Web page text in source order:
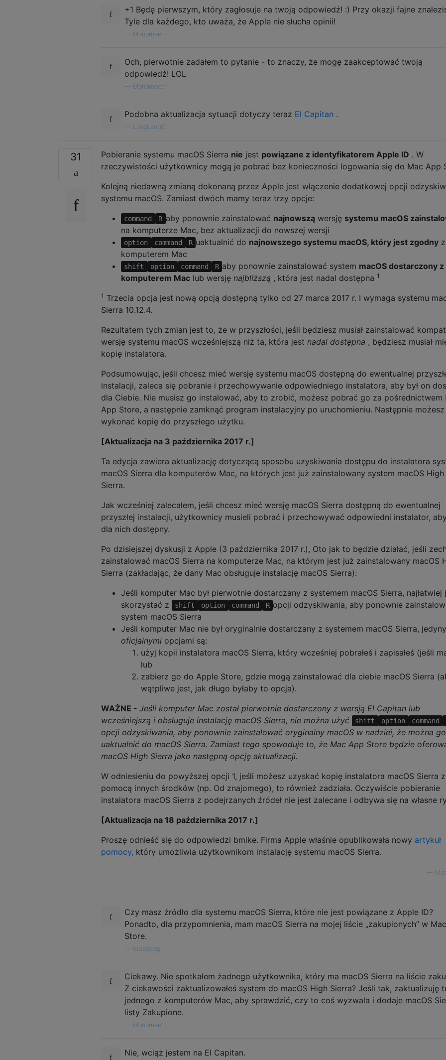
+1 Będę pierwszym, który zagłosuje na twoją odpowiedź! :) Przy okazji fajne
Tyle dla każdego, kto uważa, że ​​Apple nie słucha opinii!
Monomeeth
Och, pierwotnie zadałem to pytanie - to znaczy, że mogę zaakceptować twoją
odpowiedź! LOL
Monomeeth
Podobna aktualizacja sytuacji dotyczy teraz El Capitan .
LаngLаngС
31 Pobieranie systemu macOS Sierra nie jest powiązane z identyfikatorem Apple ID . W
rzeczywistości użytkownicy mogą je pobrać bez konieczności logowania się do Mac App
Kolejną niedawną zmianą dokonaną przez Apple jest włączenie dodatkowej opcji
systemu macOS. Zamiast dwóch mamy teraz trzy opcje:
command R aby ponownie zainstalować najnowsząwersję systemu macOS
na komputerze Mac, bez aktualizacji do nowszej wersji
option command R uaktualnić do najnowszego systemu macOS, który jest zgodny z
komputerem Mac
shift option command R aby ponownie zainstalować system macOS dostarczony z
komputerem Mac lub wersję najbliższą , która jest nadal dostępna 1
1 Trzecia opcja jest nową opcją dostępną tylko od 27 marca 2017 r. I wymaga systemu
Sierra 10.12.4.
Rezultatem tych zmian jest to, że w przyszłości, jeśli będziesz musiał zainstalować
wersję systemu macOS wcześniejszą niż ta, która jest nadal dostępna , będziesz musiał
kopię instalatora.
Podsumowując, jeśli chcesz mieć wersję systemu macOS dostępną do ewentualnej
instalacji, zaleca się pobranie i przechowywanie odpowiedniego instalatora, aby był on
dla Ciebie. Nie musisz go instalować, aby to zrobić, możesz pobrać go za pośrednictwem
App Store, a następnie zamknąć program instalacyjny po uruchomieniu. Następnie możesz
wykonać kopię do przyszłego użytku.
[Aktualizacja na 3 października 2017 r.]
Ta edycja zawiera aktualizację dotyczącą sposobu uzyskiwania dostępu do instalatora
macOS Sierra dla komputerów Mac, na których jest już zainstalowany system macOS High
Sierra.
Jak wcześniej zalecałem, jeśli chcesz mieć wersję macOS Sierra dostępną do ewentualnej
przyszłej instalacji, użytkownicy musieli pobrać i przechowywać odpowiedni instalator,
dla nich dostępny.
Po dzisiejszej dyskusji z Apple (3 października 2017 r.), Oto jak to będzie działać, jeśli
zainstalować macOS Sierra na komputerze Mac, na którym jest już zainstalowany macOS
Sierra (zakładając, że dany Mac obsługuje instalację macOS Sierra):
Jeśli komputer Mac był pierwotnie dostarczany z systemem macOS Sierra, najłatwiej
skorzystać z
shift option command R opcji odzyskiwania, aby ponownie
system macOS Sierra
Jeśli komputer Mac nie był oryginalnie dostarczany z systemem macOS Sierra,
oficjalnymi opcjami są:
użyj kopii instalatora macOS Sierra, który wcześniej pobrałeś i zapisałeś (jeśli
lub
zabierz go do Apple Store, gdzie mogą zainstalować dla ciebie macOS Sierra
wątpliwe jest, jak długo byłaby to opcja).
WAŻNE - Jeśli komputer Mac został pierwotnie dostarczony z wersją El Capitan lub
wcześniejszą i obsługuje instalację macOS Sierra, nie można użyć
shift option command
opcji odzyskiwania, aby ponownie zainstalować oryginalny macOS w nadziei, że można go
uaktualnić do macOS Sierra. Zamiast tego spowoduje to, że Mac App Store będzie
macOS High Sierra jako następną opcję aktualizacji.
W odniesieniu do powyższej opcji 1, jeśli możesz uzyskać kopię instalatora macOS Sierra
pomocą innych środków (np. Od znajomego), to również zadziała. Oczywiście pobieranie
instalatora macOS Sierra z podejrzanych źródeł nie jest zalecane i odbywa się na własne
[Aktualizacja na 18 października 2017 r.]
Proszę odnieść się do odpowiedzi bmike. Firma Apple właśnie opublikowała nowy artykuł
pomocy, który umożliwia użytkownikom instalację systemu macOS Sierra.
Czy masz źródło dla systemu macOS Sierra, które nie jest powiązane z Apple ID?
Ponadto, dla przypomnienia, mam macOS Sierra na mojej liście „zakupionych” w
Store.
tubedogg
Ciekawy. Nie spotkałem żadnego użytkownika, który ma macOS Sierra na liście
Z ciekawości zaktualizowałeś system do macOS High Sierra? Jeśli tak, zaktualizuję
jednego z komputerów Mac, aby sprawdzić, czy to coś wyzwala i dodaje macOS
listy Zakupione.
Monomeeth
Nie, wciąż jestem na El Capitan.